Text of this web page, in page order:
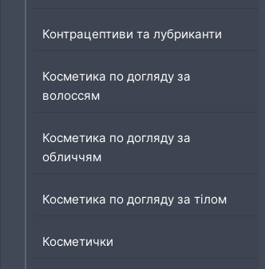
Контрацептиви та лубриканти
Косметика по догляду за
волоссям
Косметика по догляду за
обличчям
Косметика по догляду за тілом
Косметички